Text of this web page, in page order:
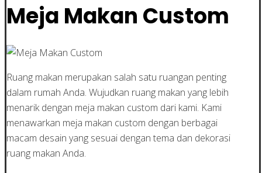
Meja Makan Custom
Ruang makan merupakan salah satu ruangan penting
dalam rumah Anda. Wujudkan ruang makan yang lebih
menarik dengan meja makan custom dari kami. Kami
menawarkan meja makan custom dengan berbagai
macam desain yang sesuai dengan tema dan dekorasi
ruang makan Anda.